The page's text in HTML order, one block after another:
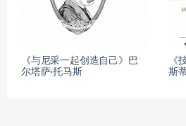
《与尼采一起创造自己》巴
尔塔萨·托马斯
《
斯